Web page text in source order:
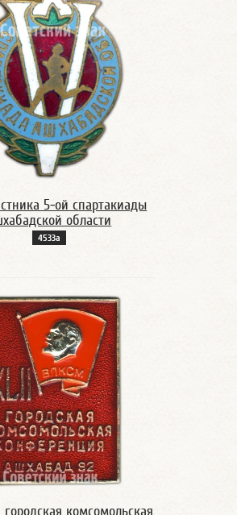
5-ой спартакиады
области
4533а
городская комсомольская